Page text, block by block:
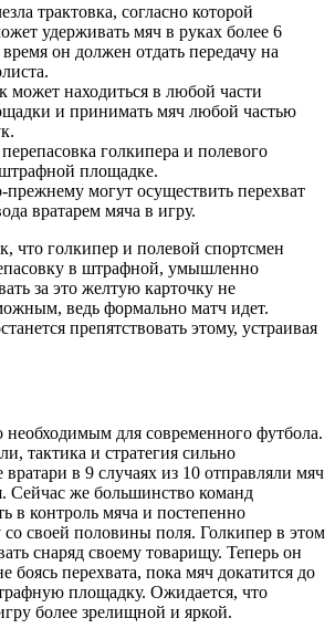
трактовка, согласно которой
удерживать мяч в руках более 6
он должен отдать передачу на
может находиться в любой части
и принимать мяч любой частью
голкипера и полевого
площадке.
могут осуществить перехват
вратарем мяча в игру.
что голкипер и полевой спортсмен
в штрафной, умышленно
за это желтую карточку не
ведь формально матч идет.
препятствовать этому, устраивая
необходимым для современного футбола.
тактика и стратегия сильно
в 9 случаях из 10 отправляли мяч
Сейчас же большинство команд
в контроль мяча и постепенно
со своей половины поля. Голкипер в этом
снаряд своему товарищу. Теперь он
боясь перехвата, пока мяч докатится до
площадку. Ожидается, что
более зрелищной и яркой.